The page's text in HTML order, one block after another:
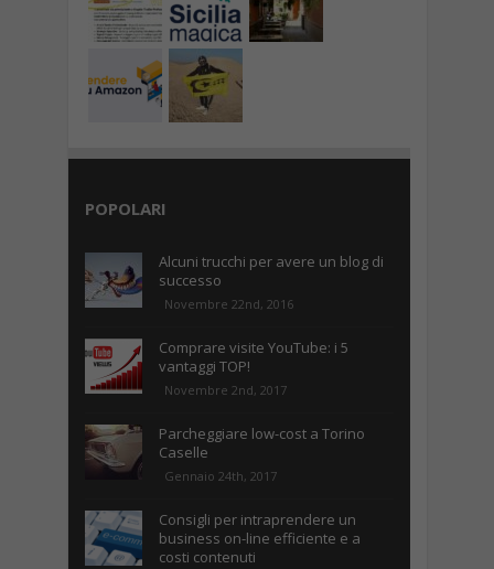
POPOLARI
Alcuni trucchi per avere un blog di
successo
Novembre 22nd, 2016
Comprare visite YouTube: i 5
vantaggi TOP!
Novembre 2nd, 2017
Parcheggiare low-cost a Torino
Caselle
Gennaio 24th, 2017
Consigli per intraprendere un
business on-line efficiente e a
costi contenuti